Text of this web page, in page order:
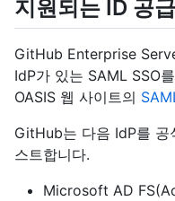
지원되는 ID 공
GitHub Enterprise
IdP가 있는 SAML SSO
OASIS 웹 사이트의
GitHub는 다음 IdP를 공
스트합니다.
Microsoft AD